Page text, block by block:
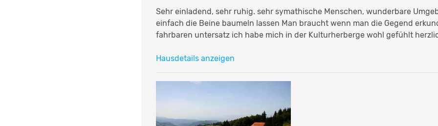
Sehr einladend, sehr ruhig. sehr symathische Menschen, wunderbare
einfach die Beine baumeln lassen Man braucht wenn man die Gegend
fahrbaren untersatz ich habe mich in der Kulturherberge wohl gefühlt
Hausdetails anzeigen